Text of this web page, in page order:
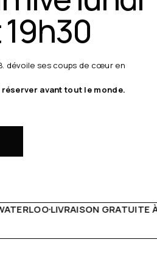
dévoile ses coups de cœur en
avant tout le monde.
À PARTIR DE 150€LIVE